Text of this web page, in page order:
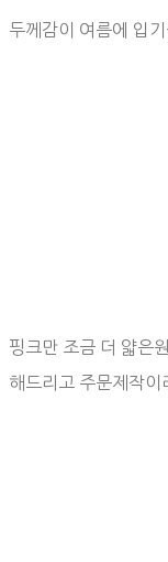
두께감이 여름에 입
핑크만 조금 더 얇은
해드리고 주문제작이